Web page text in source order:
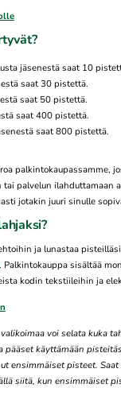
jäsenestä saat 10
saat 30 pistettä.
saat 50 pistettä.
saat 400 pistettä.
saat 800 pistettä.
palkintokaupassamme,
palvelun ilahduttamaan
jotakin juuri sinulle
ja lunastaa
Palkintokauppa sisältää
kodin tekstiileihin ja
voi selata kuka
pääset käyttämään
ensimmäiset pisteet.
siitä, kun ensimmäiset